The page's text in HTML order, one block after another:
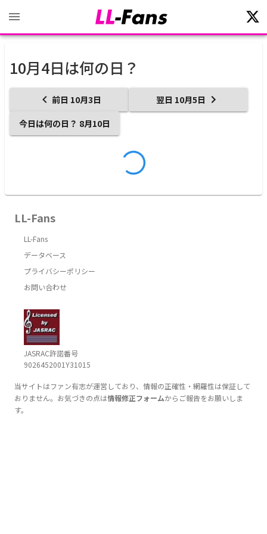
10月4日は何の日？
前日 10月3日 翌日 10月5日
今日は何の日？ 8月10日
LL-Fans
LL-Fans
データベース
プライバシーポリシー
お問い合わせ
JASRAC許諾番号
9026452001Y31015
当サイトはファン有志が運営しており、情報の正確性・網羅性は保証して
おりません。お気づきの点は情報修正フォームからご報告をお願いしま
す。